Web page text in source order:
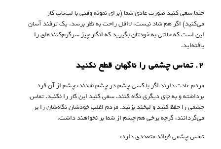
حتما سعی کنید صورت عادی شما (برای نمونه وقتی با لپ‌تاپ کار
می‌کنید) اگر هم شاد نیست، لااقل راحت به نظر برسد. یک ترفند آسان
این است که حالتی به خودتان بگیرید که انگار چیز سرگرم‌کننده‌ای را
یافته‌اید.
۲. تماس چشمی را ناگهان قطع نکنید
مردم عادت دارند اگر با کسی چشم در چشم شدند، چشم از آن فرد
برداشته و به جای دیگری نگاه کنند. سعی کنید این کار را نکنید. تماس
چشمی را حفظ کنید و لبخند بزنید. مردم اغلب خودشان نگاه‌شان را بر
می‌گردانند، گرچه برخی هم چشم از شما بر نخواهند داشت.
تماس چشمی فوائد متعددی دارد: